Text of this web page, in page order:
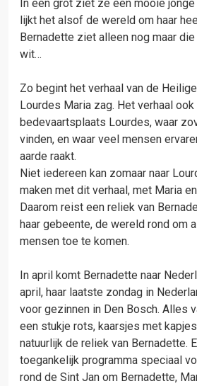
In een grot ziet ze een mooie jonge
lijkt het alsof de wereld om haar
Bernadette ziet alleen nog maar
wit…
Zo begint het verhaal van de
Lourdes Maria zag. Het verhaal ook
bedevaartsplaats Lourdes, waar
vinden, en waar veel mensen
aarde raakt.
Niet iedereen kan zomaar naar
maken met dit verhaal, met Maria
Daarom reist een reliek van
haar gebeente, de wereld rond om
mensen toe te komen.
In april komt Bernadette naar
april, haar laatste zondag in
voor gezinnen in Den Bosch. Alles
een stukje rots, kaarsjes met
natuurlijk de reliek van Bernadette.
toegankelijk programma speciaal
rond de Sint Jan om Bernadette,